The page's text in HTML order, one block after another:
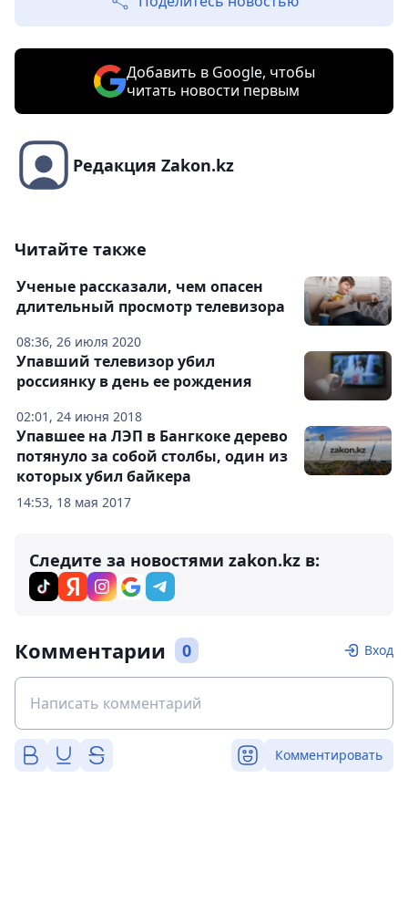
Добавить в Google, чтобы
читать новости первым
Редакция Zakon.kz
Читайте также
08:36, 26 июля 2020
Ученые рассказали, чем опасен
длительный просмотр телевизора
02:01, 24 июня 2018
Упавший телевизор убил
россиянку в день ее рождения
14:53, 18 мая 2017
Упавшее на ЛЭП в Бангкоке дерево
потянуло за собой столбы, один из
которых убил байкера
Следите за новостями zakon.kz в:
Комментарии 0 Вход
Комментировать